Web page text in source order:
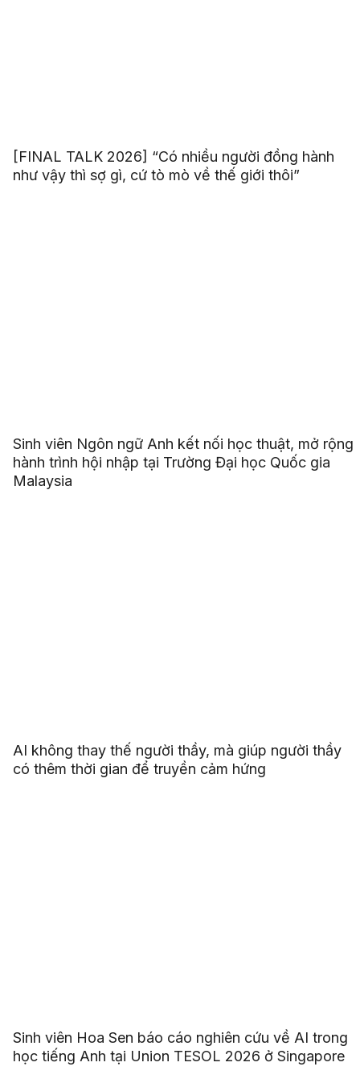
[FINAL TALK 2026] “Có nhiều người đồng hành
như vậy thì sợ gì, cứ tò mò về thế giới thôi”
Sinh viên Ngôn ngữ Anh kết nối học thuật, mở rộng
hành trình hội nhập tại Trường Đại học Quốc gia
Malaysia
AI không thay thế người thầy, mà giúp người thầy
có thêm thời gian để truyền cảm hứng
Sinh viên Hoa Sen báo cáo nghiên cứu về AI trong
học tiếng Anh tại Union TESOL 2026 ở Singapore